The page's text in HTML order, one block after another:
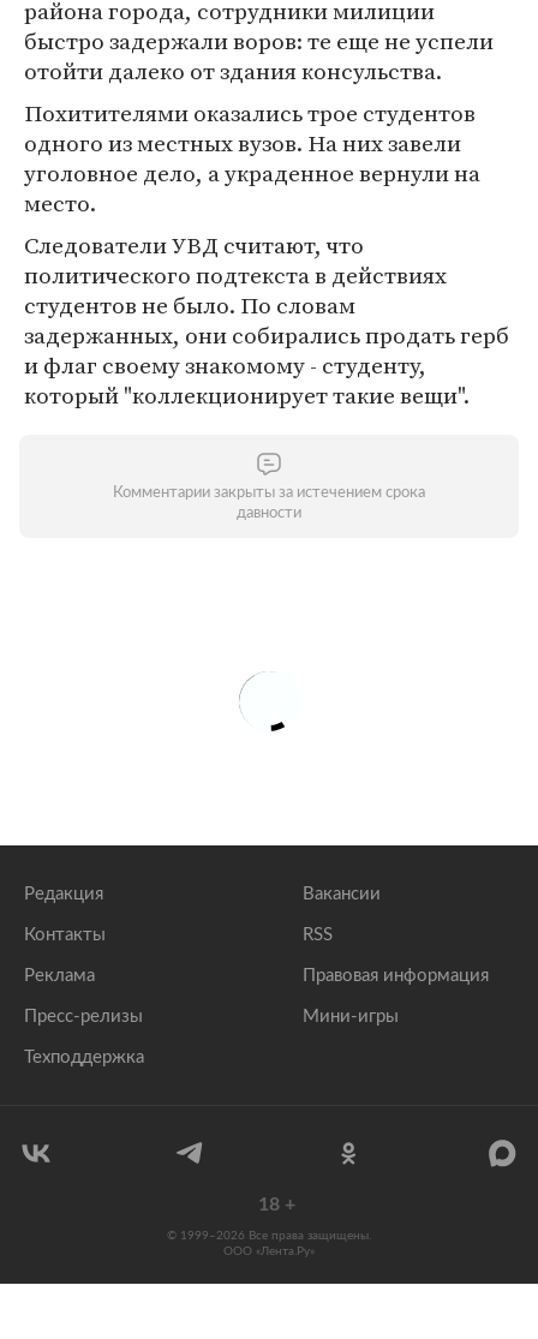
района города, сотрудники милиции
быстро задержали воров: те еще не успели
отойти далеко от здания консульства.
Похитителями оказались трое студентов
одного из местных вузов. На них завели
уголовное дело, а украденное вернули на
место.
Следователи УВД считают, что
политического подтекста в действиях
студентов не было. По словам
задержанных, они собирались продать герб
и флаг своему знакомому - студенту,
который "коллекционирует такие вещи".
Комментарии закрыты за истечением срока
давности
Редакция
Контакты
Реклама
Пресс-релизы
Техподдержка
Вакансии
RSS
Правовая информация
Мини-игры
18 +
© 1999–2026 Все права защищены.
ООО «Лента.Ру»